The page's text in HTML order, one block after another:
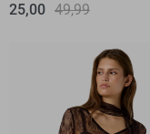
25,00 49,99